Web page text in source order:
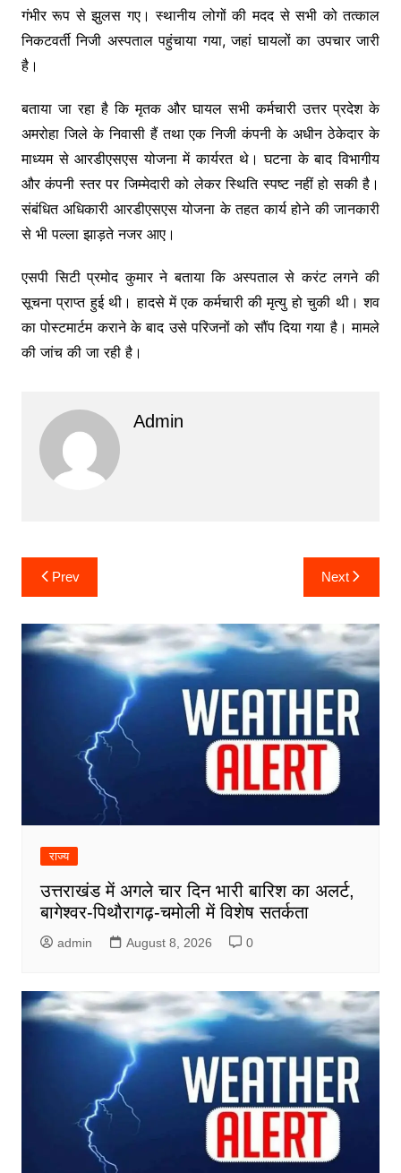
गंभीर रूप से झुलस गए। स्थानीय लोगों की मदद से सभी को तत्काल
निकटवर्ती निजी अस्पताल पहुंचाया गया, जहां घायलों का उपचार जारी
है।
बताया जा रहा है कि मृतक और घायल सभी कर्मचारी उत्तर प्रदेश के
अमरोहा जिले के निवासी हैं तथा एक निजी कंपनी के अधीन ठेकेदार के
माध्यम से आरडीएसएस योजना में कार्यरत थे। घटना के बाद विभागीय
और कंपनी स्तर पर जिम्मेदारी को लेकर स्थिति स्पष्ट नहीं हो सकी है।
संबंधित अधिकारी आरडीएसएस योजना के तहत कार्य होने की जानकारी
से भी पल्ला झाड़ते नजर आए।
एसपी सिटी प्रमोद कुमार ने बताया कि अस्पताल से करंट लगने की
सूचना प्राप्त हुई थी। हादसे में एक कर्मचारी की मृत्यु हो चुकी थी। शव
का पोस्टमार्टम कराने के बाद उसे परिजनों को सौंप दिया गया है। मामले
की जांच की जा रही है।
Admin
Post
navigation
Prev Next
राज्य
उत्तराखंड में अगले चार दिन भारी बारिश का अलर्ट,
बागेश्वर-पिथौरागढ़-चमोली में विशेष सतर्कता
admin August 8, 2026 0